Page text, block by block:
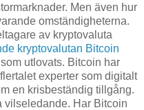
Men även hur
omständigheterna.
av kryptovaluta
kryptovalutan Bitcoin
utlovats. Bitcoin har
experter som digitalt
en krisbeständig tillgång.
vilseledande. Har Bitcoin